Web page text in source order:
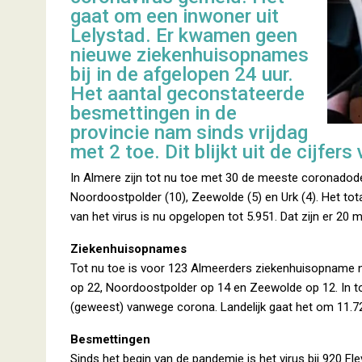
gaat om een inwoner uit
Lelystad. Er kwamen geen
nieuwe ziekenhuisopnames
bij in de afgelopen 24 uur.
Het aantal geconstateerde
besmettingen in de
provincie nam sinds vrijdag
met 2 toe. Dit blijkt uit de cijfers
In Almere zijn tot nu toe met 30 de meeste
Noordoostpolder (10), Zeewolde (5) en Urk (4). Het
van het virus is nu opgelopen tot 5.951. Dat zijn er 20
Ziekenhuisopnames
Tot nu toe is voor 123 Almeerders ziekenhuisopname
op 22, Noordoostpolder op 14 en Zeewolde op 12. In
(geweest) vanwege corona. Landelijk gaat het om
Besmettingen
Sinds het begin van de pandemie is het virus bij 920